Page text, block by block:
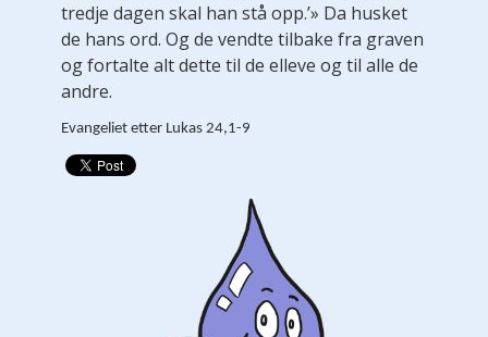
tredje dagen skal han stå opp.’» Da husket
de hans ord. Og de vendte tilbake fra graven
og fortalte alt dette til de elleve og til alle de
andre.
Evangeliet etter Lukas 24,1-9